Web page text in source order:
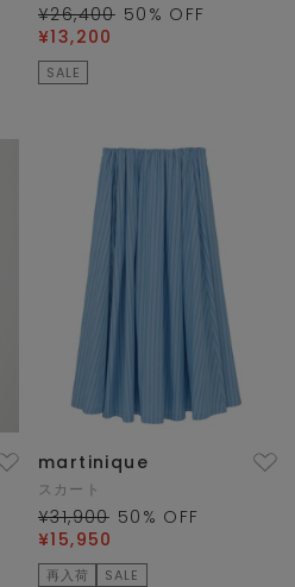
¥26,400 50 % OFF
¥13,200
SALE
martinique
スカート
¥31,900 50 % OFF
¥15,950
再入荷 SALE